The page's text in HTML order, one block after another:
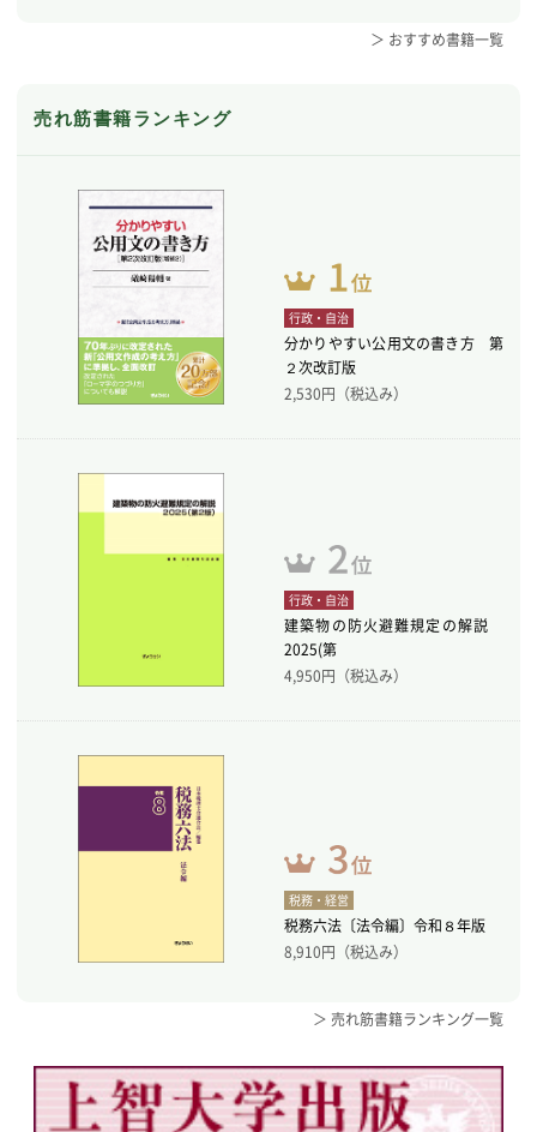
＞ おすすめ書籍一覧
売れ筋書籍ランキング
行政・自治
分かりやすい公用文の書き方 第
２次改訂版
2,530円（税込み）
行政・自治
建築物の防火避難規定の解説
2025(第
4,950円（税込み）
税務・経営
税務六法〔法令編〕令和８年版
8,910円（税込み）
＞ 売れ筋書籍ランキング一覧